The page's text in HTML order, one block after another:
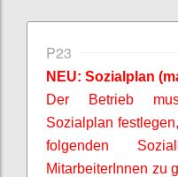
P23
NEU: Sozialplan
Der Betrieb
Sozialplan
folgenden
MitarbeiterInnen zu